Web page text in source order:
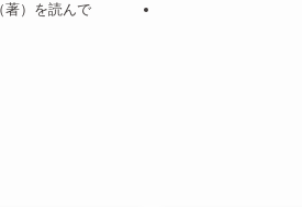
著）を読んで